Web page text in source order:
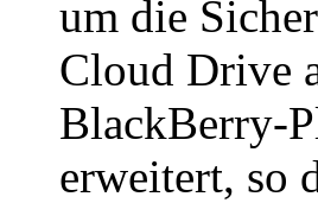
um die
Cloud Drive
BlackBerry-
erweitert, so